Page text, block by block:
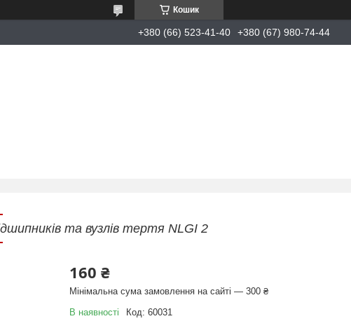
Кошик
+380 (66) 523-41-40 +380 (67) 980-74-44
та вузлів тертя NLGI 2
160 ₴
Мінімальна сума замовлення на сайті — 300 ₴
В наявності
Код:60031